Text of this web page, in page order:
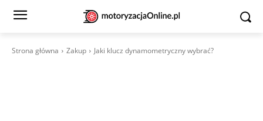
Strona główna Zakup Jaki klucz dynamometryczny wybrać?